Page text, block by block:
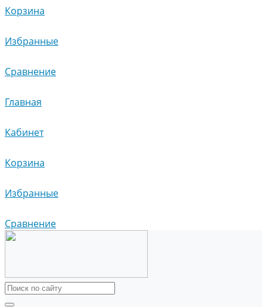
Корзина
Избранные
Сравнение
Главная
Кабинет
Корзина
Избранные
Сравнение